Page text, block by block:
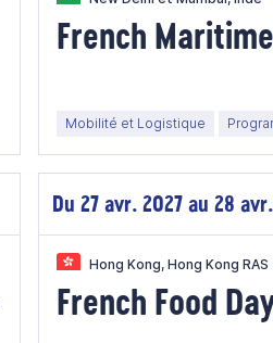
French
Mobilité et Logistique
Du 27 avr. 2027 au 28
Hong Kong, Hong Kong RAS
French Food